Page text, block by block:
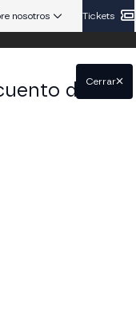
nosotros Tickets
delCerrar